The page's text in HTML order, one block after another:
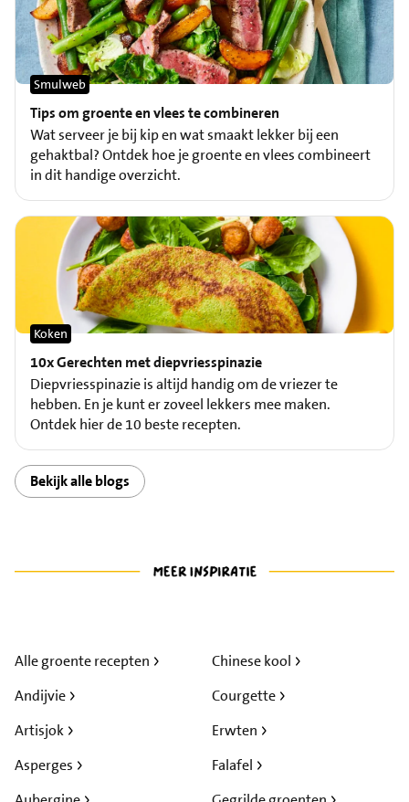
Tips om groente en vlees te combineren
Smulweb
Wat serveer je bij kip en wat smaakt lekker bij een
gehaktbal? Ontdek hoe je groente en vlees combineert
in dit handige overzicht.
10x Gerechten met diepvriesspinazie
Koken
Diepvriesspinazie is altijd handig om de vriezer te
hebben. En je kunt er zoveel lekkers mee maken.
Ontdek hier de 10 beste recepten.
Bekijk alle blogs
Alle groente recepten
Andijvie
Artisjok
Asperges
Chinese kool
Courgette
Erwten
Falafel